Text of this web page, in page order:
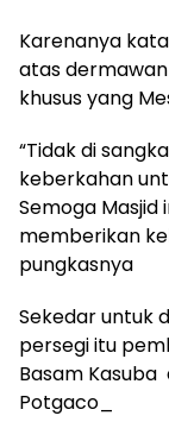
Karenanya
atas
khusus yang
“Tidak di
keberkahan
Semoga Masjid
memberikan
pungkasnya
Sekedar untuk
persegi itu
Basam Kasuba
Potgaco_